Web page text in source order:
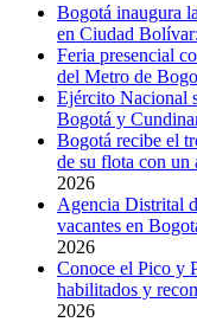
Bogotá inaugura
en Ciudad
Feria presencial
del Metro de
Ejército Nacional
Bogotá y
Bogotá recibe el
de su flota con un
2026
Agencia Distrital
vacantes en
2026
Conoce el Pico y
habilitados y
2026